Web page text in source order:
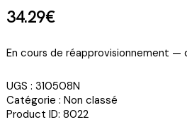
34.29€
En cours de réapprovisionnement —
UGS : 310508N
Catégorie : Non classé
Product ID: 8022